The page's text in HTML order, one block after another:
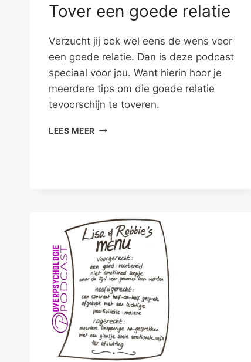
Tover een goede relatie
Verzucht jij ook wel eens de wens voor
een goede relatie. Dan is deze podcast
speciaal voor jou. Want hierin hoor je
meerdere tips om die goede relatie
tevoorschijn te toveren.
LEES MEER TOVER